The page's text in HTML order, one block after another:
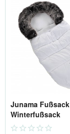
Junama Fußsack
Winterfußsack